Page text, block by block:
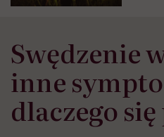
Swędzenie
inne
dlaczego